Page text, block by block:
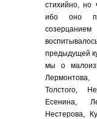
стихийно, но
ибо оно
предыдущей
мы о
Толстого,
Есенина,
Нестерова,